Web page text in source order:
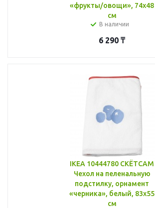
«фрукты/овощи», 74x48
см
В наличии
6 290 ₸
IKEA 10444780 СКЁТСАМ
Чехол на пеленальную
подстилку, орнамент
«черника», белый, 83x55
см